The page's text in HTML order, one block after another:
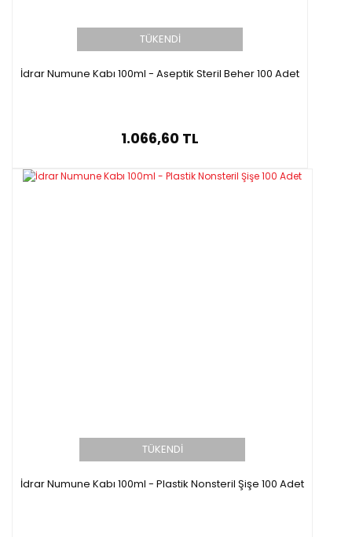
TÜKENDİ
İdrar Numune Kabı 100ml - Aseptik Steril Beher 100 Adet
1.066,60 TL
TÜKENDİ
İdrar Numune Kabı 100ml - Plastik Nonsteril Şişe 100 Adet